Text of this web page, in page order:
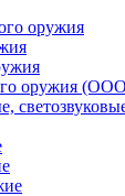
оружия
оружия